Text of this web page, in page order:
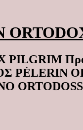
PILGRIM
PÈLERIN